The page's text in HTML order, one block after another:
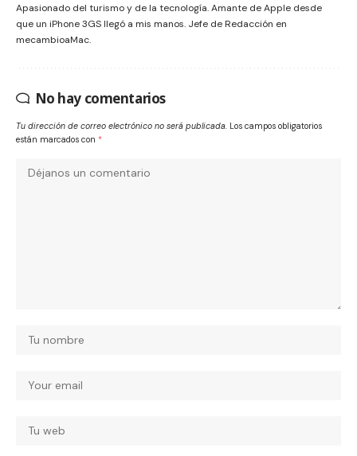
Apasionado del turismo y de la tecnología. Amante de Apple desde
que un iPhone 3GS llegó a mis manos. Jefe de Redacción en
mecambioaMac.
No hay comentarios
Tu dirección de correo electrónico no será publicada. Los campos obligatorios
están marcados con *